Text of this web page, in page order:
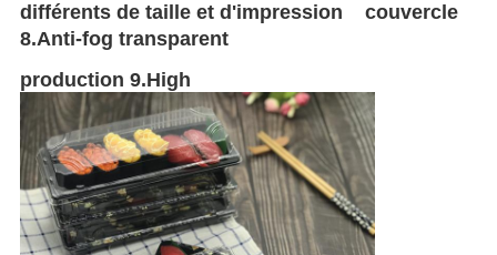
différents de taille et d'impression couvercle
8.Anti-fog transparent
production 9.High